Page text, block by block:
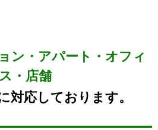
ン・アパート・オフィ
ス・店舗
対応しております。